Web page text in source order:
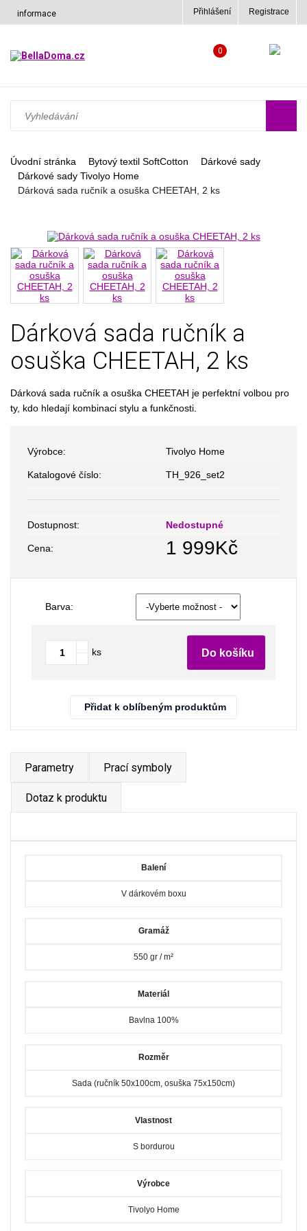
informace Přihlášení Registrace
0
Úvodní stránka Bytový textil SoftCotton
Dárkové sady
Dárkové sady Tivolyo Home
Dárková sada ručník a osuška CHEETAH, 2 ks
Dárková sada ručník a
osuška CHEETAH, 2 ks
Dárková sada ručník a osuška CHEETAH je perfektní volbou pro
ty, kdo hledají kombinaci stylu a funkčnosti.
Výrobce: Tivolyo Home
Katalogové číslo: TH_926_set2
Dostupnost: Nedostupné
Cena: 1 999Kč
Barva:
ks Do košíku
Přidat k oblíbeným produktům
Parametry Prací symboly
Dotaz k produktu
Balení
V dárkovém boxu
Gramáž
550 gr / m²
Materiál
Bavlna 100%
Rozměr
Sada (ručník 50x100cm, osuška 75x150cm)
Vlastnost
S bordurou
Výrobce
Tivolyo Home